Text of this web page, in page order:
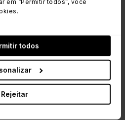
em “Permitir todos”, você
todos
Rejeitar